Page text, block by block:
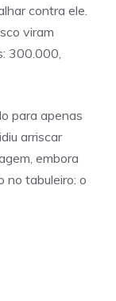
contra ele.
viram
300.000,
para apenas
arriscar
embora
no tabuleiro: o